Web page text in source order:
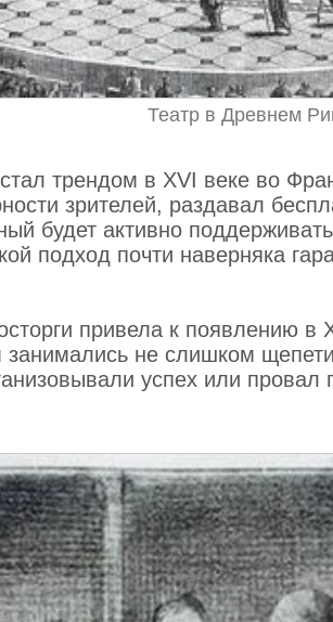
Театр в Древнем
трендом в XVI веке во
зрителей, раздавал
будет активно
подход почти наверняка
привела к появлению
не слишком
успех или